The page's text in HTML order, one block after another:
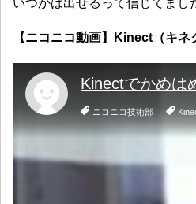
いつかは出せるって信じてまし
【ニコニコ動画】Kinect（キ